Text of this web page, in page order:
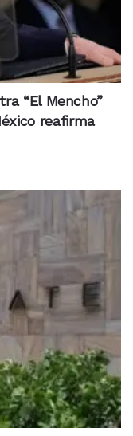
“El Mencho”
reafirma